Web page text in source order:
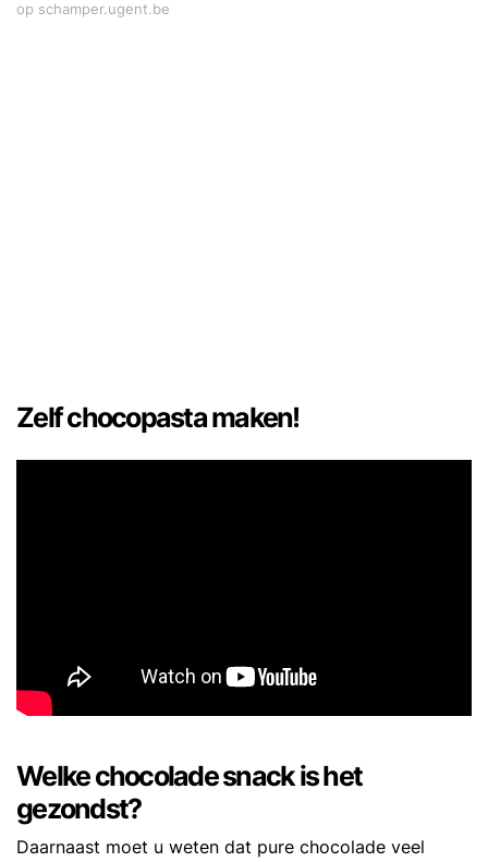
op schamper.ugent.be
Zelf chocopasta maken!
Welke chocolade snack is het
gezondst?
Daarnaast moet u weten dat pure chocolade veel